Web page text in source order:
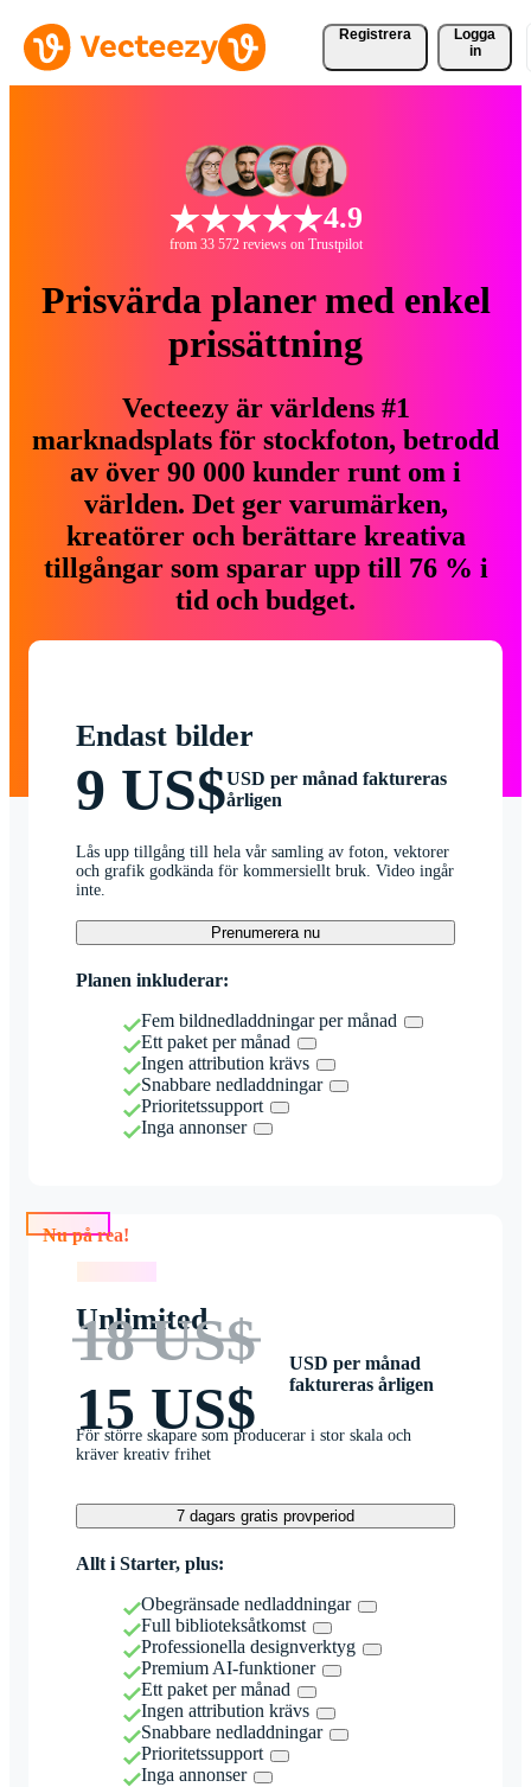
Registrera
Logga
in
4.9
from 33 572 reviews on Trustpilot
Prisvärda planer med enkel
prissättning
Vecteezy är världens #1
marknadsplats för stockfoton, betrodd
av över 90 000 kunder runt om i
världen. Det ger varumärken,
kreatörer och berättare kreativa
tillgångar som sparar upp till 76 % i
tid och budget.
Endast bilder
9 US$USD per månad faktureras
årligen
Lås upp tillgång till hela vår samling av foton, vektorer
och grafik godkända för kommersiellt bruk. Video ingår
inte.
Prenumerera nu
Planen inkluderar:
Fem bildnedladdningar per månad
Ett paket per månad
Ingen attribution krävs
Snabbare nedladdningar
Prioritetssupport
Inga annonser
Nu på rea!
Unlimited
18 US$
15 US$
USD per månad
faktureras årligen
För större skapare som producerar i stor skala och
kräver kreativ frihet
7 dagars gratis provperiod
Allt i Starter, plus:
Obegränsade nedladdningar
Full biblioteksåtkomst
Professionella designverktyg
Premium AI-funktioner
Ett paket per månad
Ingen attribution krävs
Snabbare nedladdningar
Prioritetssupport
Inga annonser